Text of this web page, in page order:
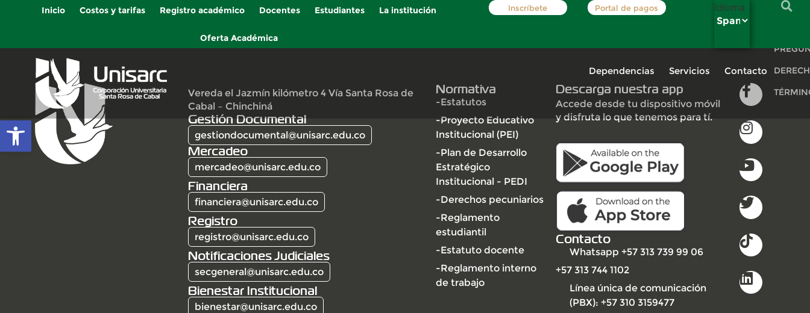
Abrir barra de herramientas
Inicio Costos y tarifas Registro académico Docentes Estudiantes La institución
Oferta Académica
Inscríbete Portal de pagos Idioma
Dependencias Servicios
Contacto
Vereda el Jazmín kilómetro 4 Vía Santa Rosa de
Cabal – Chinchiná
Gestión Documental
gestiondocumental@unisarc.edu.co
Mercadeo
mercadeo@unisarc.edu.co
Financiera
financiera@unisarc.edu.co
Registro
registro@unisarc.edu.co
Notificaciones Judiciales
secgeneral@unisarc.edu.co
Bienestar Institucional
bienestar@unisarc.edu.co
Normativa
-Estatutos
-Proyecto Educativo
Institucional (PEI)
-Plan de Desarrollo
Estratégico
Institucional - PEDI
-Derechos pecuniarios
-Reglamento
estudiantil
-Estatuto docente
-Reglamento interno
de trabajo
Descarga nuestra app
Accede desde tu dispositivo móvil
y disfruta lo que tenemos para tí.
Contacto
Whatsapp +57 313 739 99 06
+57 313 744 1102
Línea única de comunicación
(PBX): +57 310 3159477